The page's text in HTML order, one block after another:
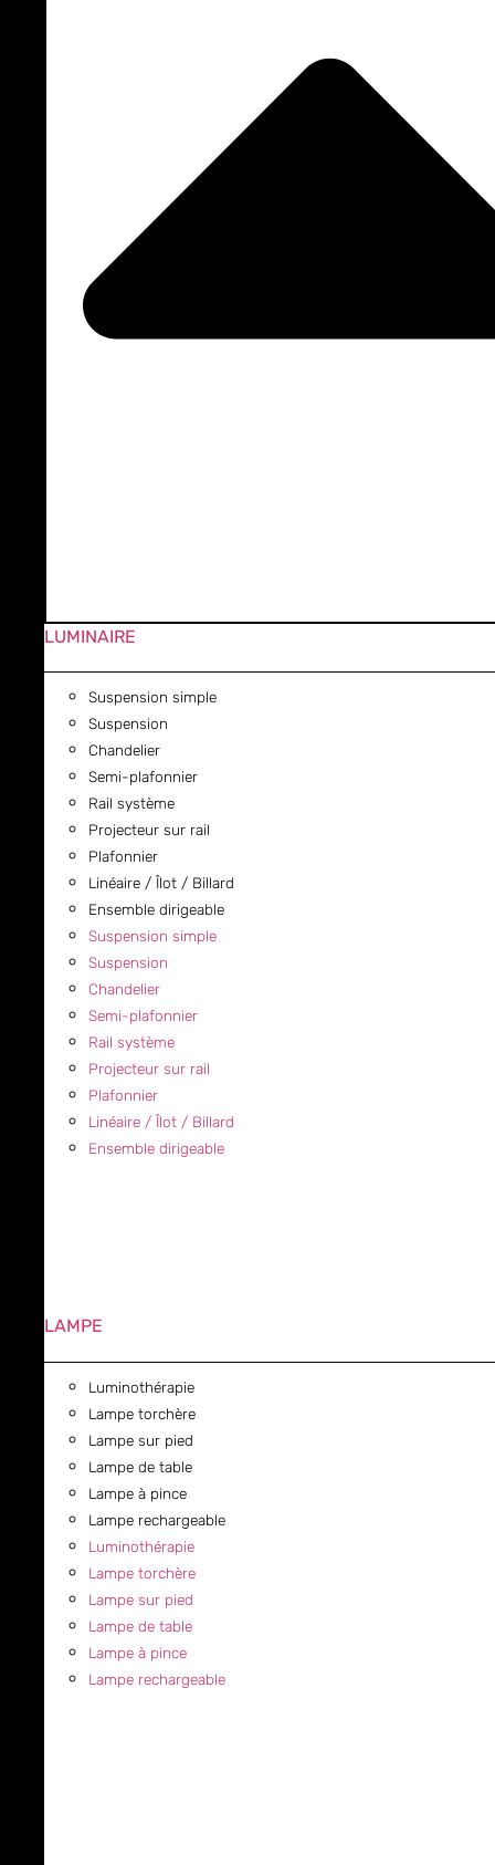
LUMINAIRE
Suspension simple
Suspension
Chandelier
Semi-plafonnier
Rail système
Projecteur sur rail
Plafonnier
Linéaire / Îlot / Billard
Ensemble dirigeable
Suspension simple
Suspension
Chandelier
Semi-plafonnier
Rail système
Projecteur sur rail
Plafonnier
Linéaire / Îlot / Billard
Ensemble dirigeable
LAMPE
Luminothérapie
Lampe torchère
Lampe sur pied
Lampe de table
Lampe à pince
Lampe rechargeable
Luminothérapie
Lampe torchère
Lampe sur pied
Lampe de table
Lampe à pince
Lampe rechargeable